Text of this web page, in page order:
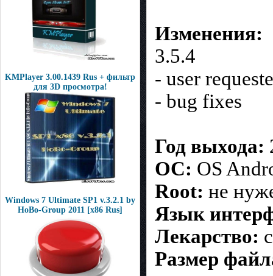
KMPlayer 3.00.1439 Rus + фильтр
для 3D просмотра!
Windows 7 Ultimate SP1 v.3.2.1 by
HoBo-Group 2011 [x86 Rus]
Изменения:
3.5.4
- user
- bug fixes
Год выхода:
ОС: OS
Root: не
Язык
Лекарство:
Размер